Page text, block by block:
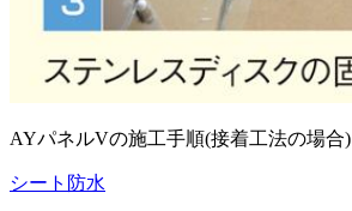
AYパネルVの施工手順(接着工法の場合)
シート防水